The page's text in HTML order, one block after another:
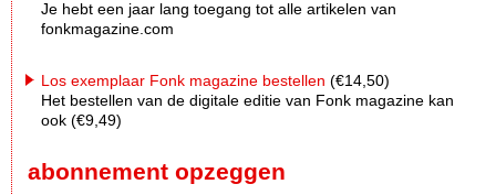
Je hebt een jaar lang toegang tot alle artikelen van
fonkmagazine.com
Los exemplaar Fonk magazine bestellen (€14,50)
Het bestellen van de digitale editie van Fonk magazine kan
ook (€9,49)
abonnement opzeggen